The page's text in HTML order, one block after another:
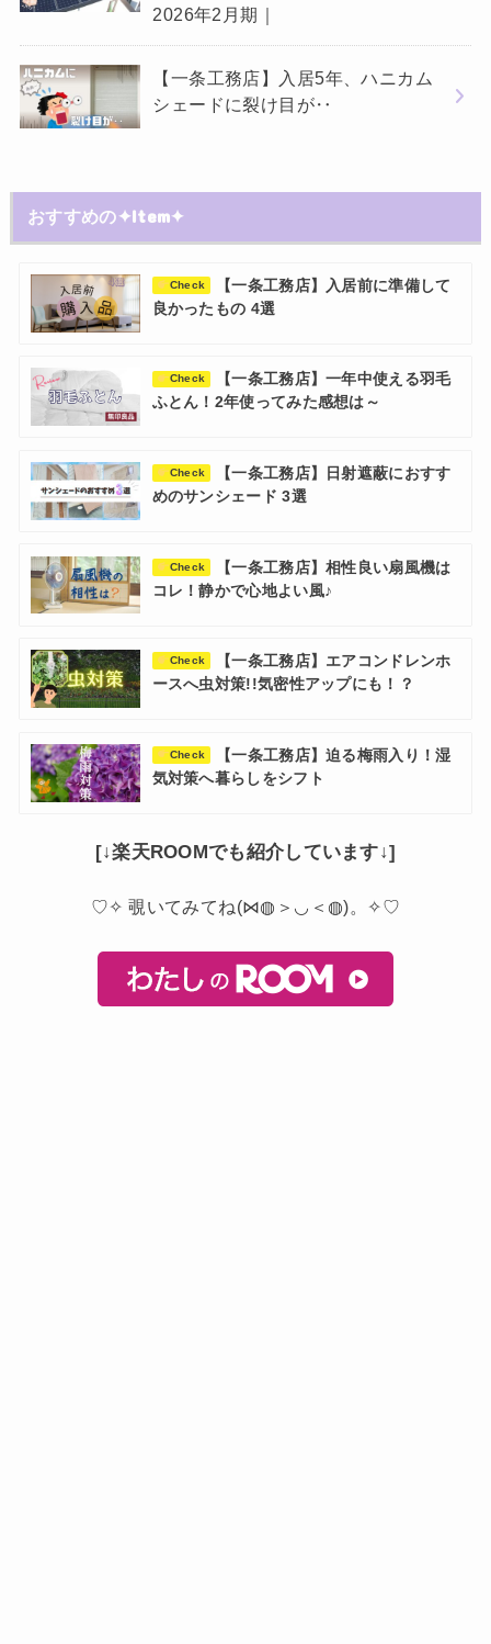
2026年2月期｜
【一条工務店】入居5年、ハニカム
シェードに裂け目が‥
おすすめの✦Item✦
Check
【一条工務店】入居前に準備して
良かったもの 4選
Check
【一条工務店】一年中使える羽毛
ふとん！2年使ってみた感想は～
Check
【一条工務店】日射遮蔽におすす
めのサンシェード 3選
Check
【一条工務店】相性良い扇風機は
コレ！静かで心地よい風♪
Check
【一条工務店】エアコンドレンホ
ースへ虫対策!!気密性アップにも！？
Check
【一条工務店】迫る梅雨入り！湿
気対策へ暮らしをシフト
[↓楽天ROOMでも紹介しています↓]
♡✧ 覗いてみてね(⋈◍＞◡＜◍)。✧♡